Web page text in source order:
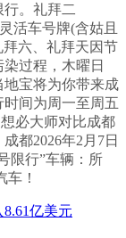
。礼拜二
活车号牌(含姑且
六、礼拜天因节
过程，木曜日
地宝将为你带来成
间为周一至周五
想必大师对比成都
都2026年2月7日
限行”车辆：所
车！
亿美元